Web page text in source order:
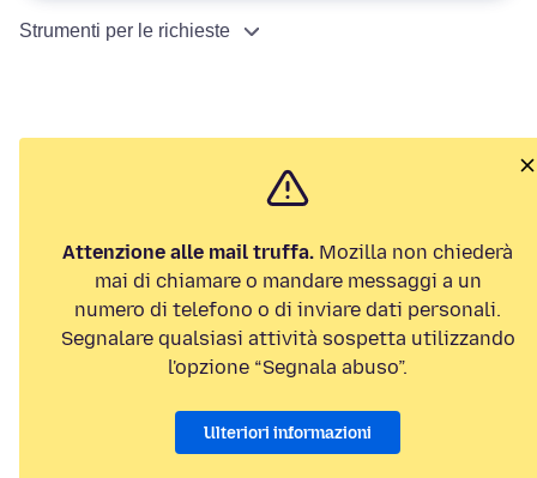
Strumenti per le richieste
Attenzione alle mail truffa. Mozilla non chiederà
mai di chiamare o mandare messaggi a un
numero di telefono o di inviare dati personali.
Segnalare qualsiasi attività sospetta utilizzando
l'opzione “Segnala abuso”.
Ulteriori informazioni